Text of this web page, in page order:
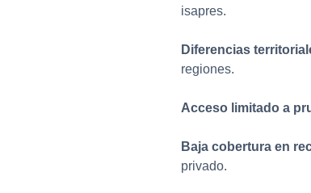
isapres.
Diferencias
regiones.
Acceso limitado a
Baja cobertura en
privado.